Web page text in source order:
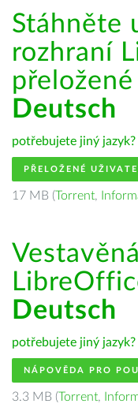
Stáhněte
rozhraní
Deutsch
potřebujete jiný jazyk?
PŘELOŽENÉ
17 MB (Torrent,
Deutsch
potřebujete jiný jazyk?
NÁPOVĚDA PRO
3.3 MB (Torrent,